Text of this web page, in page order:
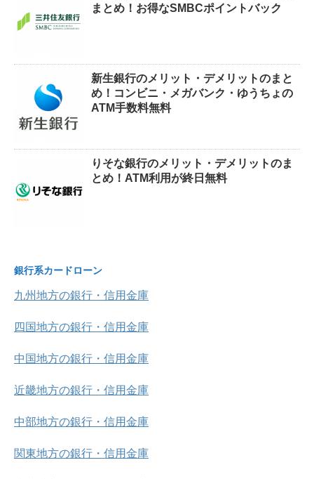
まとめ！お得なSMBCポイントバック
新生銀行のメリット・デメリットのまと
め！コンビニ・メガバンク・ゆうちょの
ATM手数料無料
りそな銀行のメリット・デメリットのま
とめ！ATM利用が終日無料
銀行系カードローン
九州地方の銀行・信用金庫
四国地方の銀行・信用金庫
中国地方の銀行・信用金庫
近畿地方の銀行・信用金庫
中部地方の銀行・信用金庫
関東地方の銀行・信用金庫